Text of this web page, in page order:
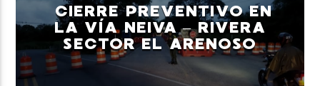
CIERRE PREVENTIVO EN
LA VÍA NEIVA – RIVERA
SECTOR EL ARENOSO